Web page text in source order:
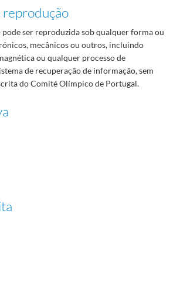
reprodução
ser reproduzida sob qualquer forma ou
mecânicos ou outros, incluindo
ou qualquer processo de
de recuperação de informação, sem
do Comité Olímpico de Portugal.